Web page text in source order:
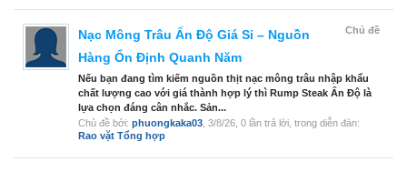
Chủ đề
Nạc Mông Trâu Ấn Độ Giá Sỉ – Nguồn
Hàng Ổn Định Quanh Năm
Nếu bạn đang tìm kiếm nguồn thịt nạc mông trâu nhập khẩu
chất lượng cao với giá thành hợp lý thì Rump Steak Ấn Độ là
lựa chọn đáng cân nhắc. Sản...
Chủ đề bởi: phuongkaka03 3/8/26 , 0 lần trả lời, trong diễn đàn:
Rao vặt Tổng hợp